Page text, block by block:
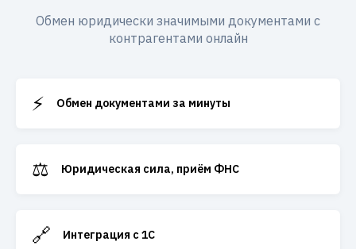
Обмен юридически значимыми документами с
контрагентами онлайн
⚡ Обмен документами за минуты
⚖️ Юридическая сила, приём ФНС
🔗 Интеграция с 1С